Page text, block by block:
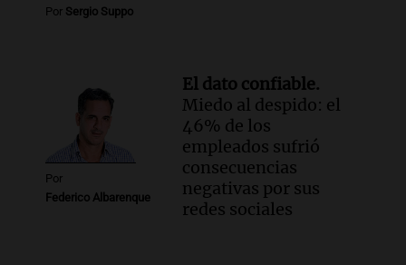
Por Sergio Suppo
Por
Federico Albarenque
El dato confiable.
Miedo al despido: el
46% de los
empleados sufrió
consecuencias
negativas por sus
redes sociales